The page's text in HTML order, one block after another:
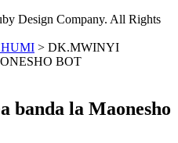
Design Company. All Rights
> DK.MWINYI
BOT
banda la Maonesho